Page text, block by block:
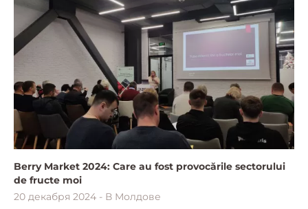
Berry Market 2024: Care au fost provocările sectorului
de fructe moi
20 декабря 2024 - В Молдове